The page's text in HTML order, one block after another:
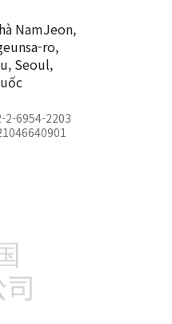
NamJeon,
ro,
Seoul,
6954-2203